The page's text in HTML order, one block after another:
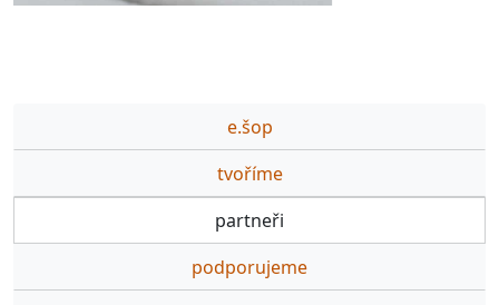
e.šop
tvoříme
partneři
podporujeme